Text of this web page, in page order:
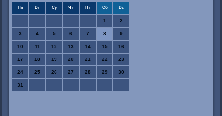
Пн Вт Ср Чт Пт Сб Вс
1 2
3 4 5 6 7 8 9
10 11 12 13 14 15 16
17 18 19 20 21 22 23
24 25 26 27 28 29 30
31